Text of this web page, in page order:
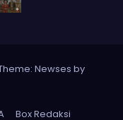
Newses by
Box Redaksi